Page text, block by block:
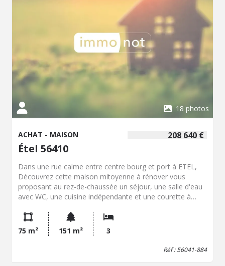
18 photos
208 640 €
ACHAT - MAISON
Étel 56410
Dans une rue calme entre centre bourg et port à ETEL,
Découvrez cette maison mitoyenne à rénover vous
proposant au rez-de-chaussée un séjour, une salle d'eau
avec WC, une cuisine indépendante et une courette à
pièce avec évier Enfin, grenier au dessus. Vous bénéficiez
en plus d'un garage avec une localisation de premier
choix ! Budget travaux à prévoir
75 m² 151 m² 3
Réf : 56041-884